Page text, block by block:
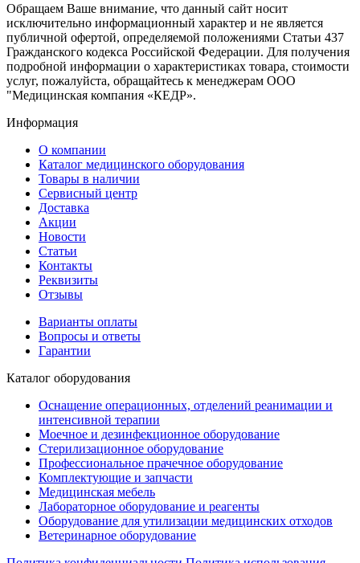
Oбращаем Ваше внимание, что данный сайт носит
исключительно информационный характер и не является
публичной офертой, определяемой положениями Статьи 437
Гражданского кодекса Российской Федерации. Для получения
подробной информации о характеристиках товара, стоимости
услуг, пожалуйста, обращайтесь к менеджерам ООО
"Медицинская компания «КЕДР».
Информация
О компании
Каталог медицинского оборудования
Товары в наличии
Сервисный центр
Доставка
Акции
Новости
Статьи
Контакты
Реквизиты
Отзывы
Варианты оплаты
Вопросы и ответы
Гарантии
Каталог оборудования
Оснащение операционных, отделений реанимации и
интенсивной терапии
Моечное и дезинфекционное оборудование
Стерилизационное оборудование
Профессиональное прачечное оборудование
Комплектующие и запчасти
Медицинская мебель
Лабораторное оборудование и реагенты
Оборудование для утилизации медицинских отходов
Ветеринарное оборудование